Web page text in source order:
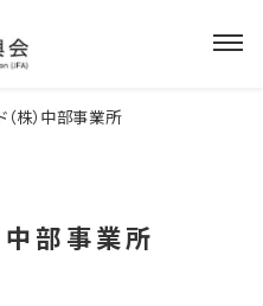
（株）中部事業所
中部事業所